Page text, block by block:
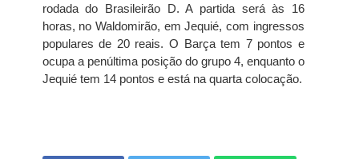
rodada do Brasileirão D. A partida será às 16
horas, no Waldomirão, em Jequié, com ingressos
populares de 20 reais. O Barça tem 7 pontos e
ocupa a penúltima posição do grupo 4, enquanto o
Jequié tem 14 pontos e está na quarta colocação.